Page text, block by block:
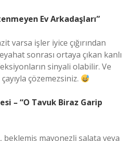
Ev Arkadaşları”
varsa işler iyice çığırından
sonrası ortaya çıkan kanlı
sinyali olabilir. Ve
çözemezsiniz.
– “O Tavuk Biraz Garip
beklemiş mayonezli salata veya